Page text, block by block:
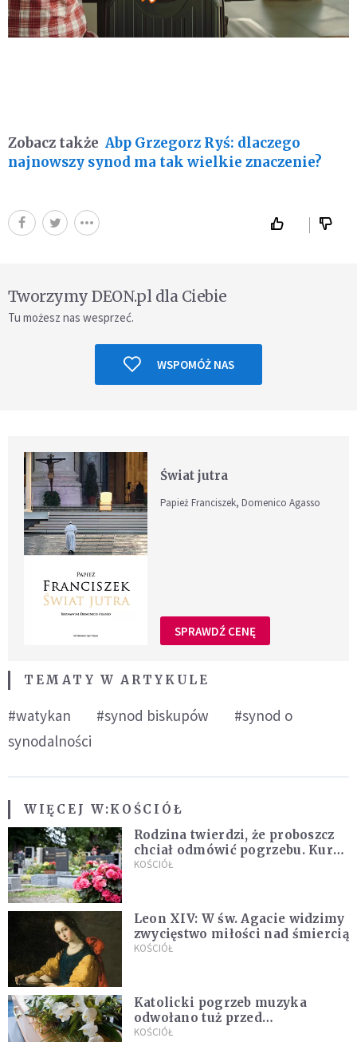
Zobacz także Abp Grzegorz Ryś: dlaczego
najnowszy synod ma tak wielkie znaczenie?
Tworzymy DEON.pl dla Ciebie
Tu możesz nas wesprzeć.
WSPOMÓŻ NAS
Świat jutra
Papież Franciszek, Domenico Agasso
SPRAWDŹ CENĘ
TEMATY W ARTYKULE
#watykan #synod biskupów
#synod o
synodalności
WIĘCEJ W:KOŚCIÓŁ
Rodzina twierdzi, że proboszcz
chciał odmówić pogrzebu. Kuria
zapowiada wyjaśnienia
KOŚCIÓŁ
Leon XIV: W św. Agacie widzimy
zwycięstwo miłości nad śmiercią
KOŚCIÓŁ
Katolicki pogrzeb muzyka
odwołano tuż przed
uroczystością. Powodem była
KOŚCIÓŁ